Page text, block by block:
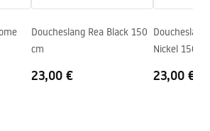
_24.pdf
Doucheslang Rea Black 150
cm
23,00 €
Nickel 150
23,00 €